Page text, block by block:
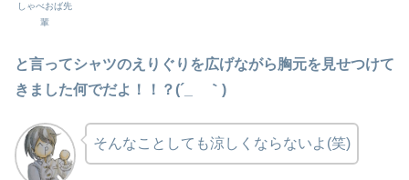
しゃべおば先
輩
と言ってシャツのえりぐりを広げながら胸元を見せつけて
きました何でだよ！！？(´_ゝ｀)
そんなことしても涼しくならないよ(笑)